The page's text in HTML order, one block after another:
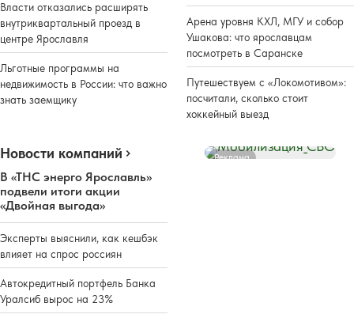
Власти отказались расширять
внутриквартальный проезд в
центре Ярославля
Льготные программы на
недвижимость в России: что важно
знать заемщику
Арена уровня КХЛ, МГУ и собор
Ушакова: что ярославцам
посмотреть в Саранске
Путешествуем с «Локомотивом»:
посчитали, сколько стоит
хоккейный выезд
Новости компаний
В «ТНС энерго Ярославль»
подвели итоги акции
«Двойная выгода»
Эксперты выяснили, как кешбэк
влияет на спрос россиян
Автокредитный портфель Банка
Уралсиб вырос на 23%
Реклама